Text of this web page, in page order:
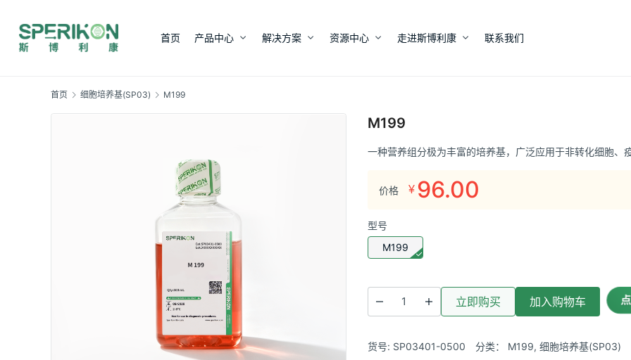
首页 产品中心 解决方案 资源中心 走进斯博利康 联系我们
首页 细胞培养基(SP03) M199
M199
一种营养组分极为丰富的培养基，广泛应用于非转化细胞、
价格 ¥ 96.00
型号
M199
立即购买 加入购物车
货号: SP03401-0500 分类： M199, 细胞培养基(SP03)